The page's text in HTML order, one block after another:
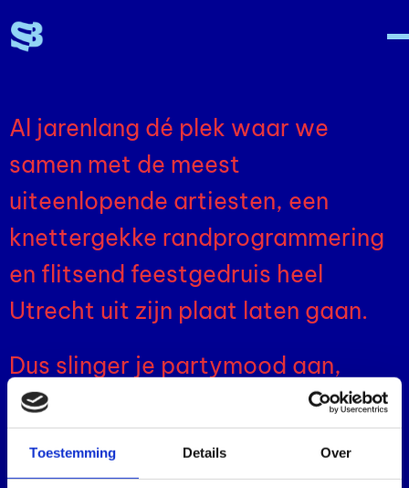
Toestemming Details Over
Al jarenlang dé plek waar we
samen met de meest
uiteenlopende artiesten, een
knettergekke randprogrammering
en flitsend feestgedruis heel
Utrecht uit zijn plaat laten gaan.
Dus slinger je partymood aan,
maak een driedubbele flikflak in
een plas danswater en kom het
festivalseizoen waardig afsluiten